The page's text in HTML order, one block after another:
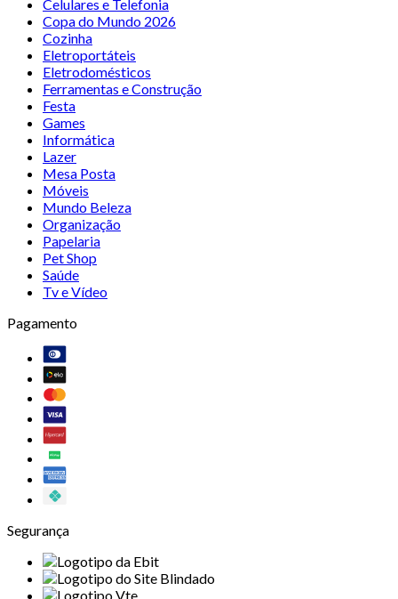
Celulares e Telefonia
Copa do Mundo 2026
Cozinha
Eletroportáteis
Eletrodomésticos
Ferramentas e Construção
Festa
Games
Informática
Lazer
Mesa Posta
Móveis
Mundo Beleza
Organização
Papelaria
Pet Shop
Saúde
Tv e Vídeo
Pagamento
Segurança